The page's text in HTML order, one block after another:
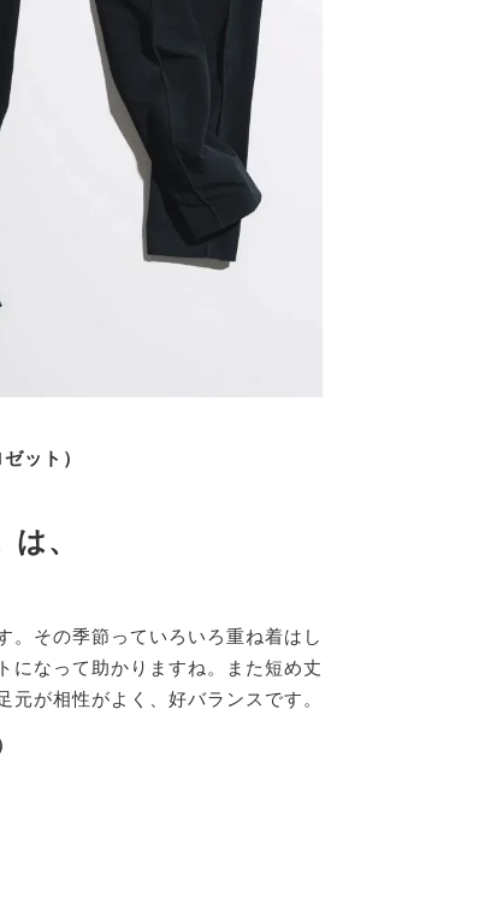
ット）
、
。その季節っていろいろ重ね着はし
になって助かりますね。また短め丈
が相性がよく、好バランスです。